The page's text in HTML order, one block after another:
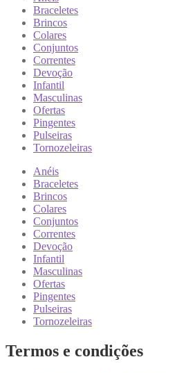
Braceletes
Brincos
Colares
Conjuntos
Correntes
Devoção
Infantil
Masculinas
Ofertas
Pingentes
Pulseiras
Tornozeleiras
Anéis
Braceletes
Brincos
Colares
Conjuntos
Correntes
Devoção
Infantil
Masculinas
Ofertas
Pingentes
Pulseiras
Tornozeleiras
Termos e condições